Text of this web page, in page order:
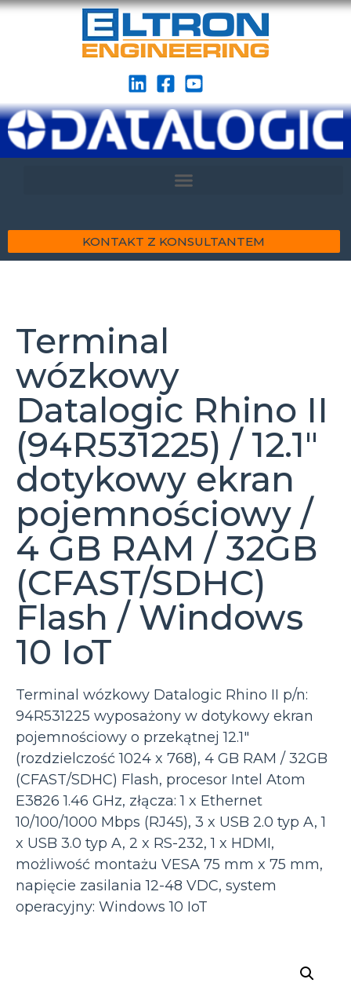
KONTAKT Z KONSULTANTEM
Terminal
wózkowy
Datalogic Rhino II
(94R531225) / 12.1″
dotykowy ekran
pojemnościowy /
4 GB RAM / 32GB
(CFAST/SDHC)
Flash / Windows
10 IoT
Terminal wózkowy Datalogic Rhino II p/n:
94R531225 wyposażony w dotykowy ekran
pojemnościowy o przekątnej 12.1″
(rozdzielczość 1024 x 768), 4 GB RAM / 32GB
(CFAST/SDHC) Flash, procesor Intel Atom
E3826 1.46 GHz, złącza: 1 x Ethernet
10/100/1000 Mbps (RJ45), 3 x USB 2.0 typ A, 1
x USB 3.0 typ A, 2 x RS-232, 1 x HDMI,
możliwość montażu VESA 75 mm x 75 mm,
napięcie zasilania 12-48 VDC, system
operacyjny: Windows 10 IoT